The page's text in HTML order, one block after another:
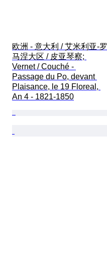
欧洲 - 意大利 / 艾米利亚-罗
马涅大区 / 皮亚琴察;
Vernet / Couché -
Passage du Po, devant
Plaisance, le 19 Floreal,
An 4 - 1821-1850